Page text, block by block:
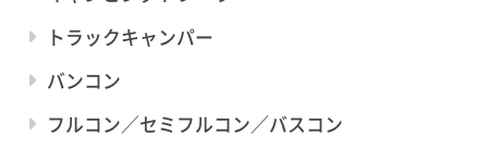
トラックキャンパー
バンコン
フルコン／セミフルコン／バスコン